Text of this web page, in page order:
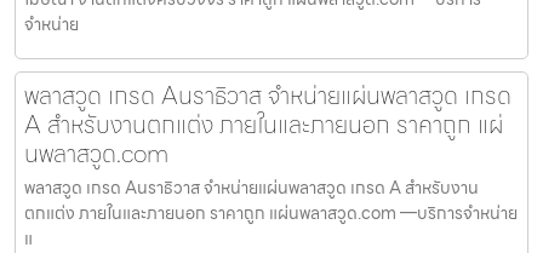
จำหน่าย
พลาสวูด เกรด Aนราธิวาส จำหน่ายแผ่นพลาสวูด เกรด
A สำหรับงานตกแต่ง ภายในและภายนอก ราคาถูก แผ่
นพลาสวูด.com
พลาสวูด เกรด Aนราธิวาส จำหน่ายแผ่นพลาสวูด เกรด A สำหรับงาน
ตกแต่ง ภายในและภายนอก ราคาถูก แผ่นพลาสวูด.com —บริการจำหน่าย
แ